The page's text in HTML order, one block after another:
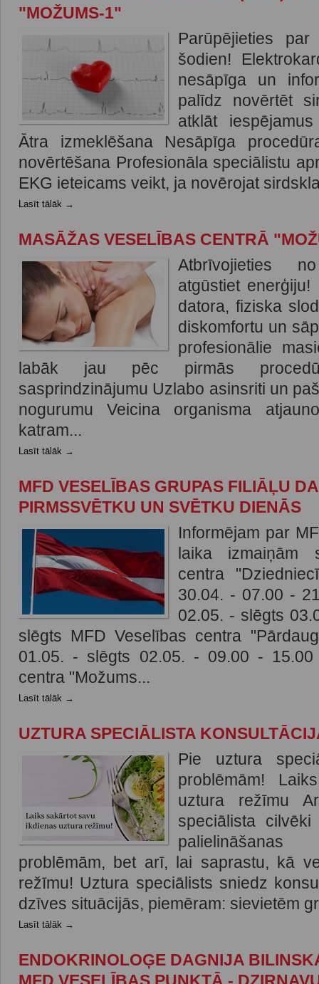
"MOŽUMS-1"
Parūpējieties
šodien!
nesāpīga un
palīdz novērtēt
atklāt
Ātra izmeklēšana Nesāpīga
novērtēšana Profesionāla speciālistu
EKG ieteicams veikt, ja novērojat
Lasīt tālāk →
MASĀŽAS VESELĪBAS CENTRĀ
Atbrīvojieties
atgūstiet
datora, fiziska
diskomfortu un
profesionālie
labāk jau pēc pirmās
sasprindzinājumu Uzlabo asinsriti un
nogurumu Veicina organisma
katram...
Lasīt tālāk →
MFD VESELĪBAS GRUPAS FILIĀĻU
PIRMSSVĒTKU UN SVĒTKU DIENĀS
Informējam par
laika izmaiņām
centra
30.04. - 07.00 -
02.05. - slēgts
slēgts MFD Veselības centra
01.05. - slēgts 02.05. - 09.00 -
centra "Možums...
Lasīt tālāk →
UZTURA SPECIĀLISTA
Pie uztura
problēmām!
uztura režīmu
speciālista
problēmām, bet arī, lai saprastu, kā
režīmu! Uztura speciālists sniedz
dzīves situācijās, piemēram: sievietēm
Lasīt tālāk →
ENDOKRINOLOĢE DAGNIJA